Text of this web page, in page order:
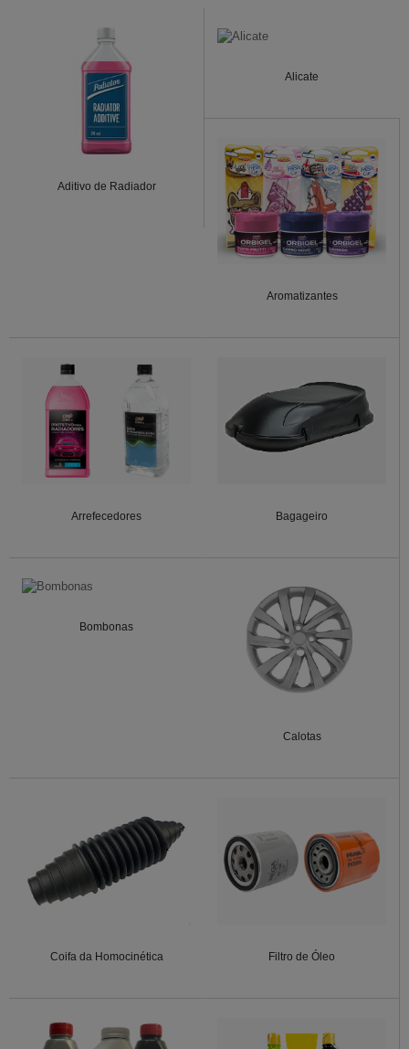
Aditivo de Radiador
Alicate
Aromatizantes
Arrefecedores Bagageiro
Bombonas
Calotas
Coifa da Homocinética Filtro de Óleo